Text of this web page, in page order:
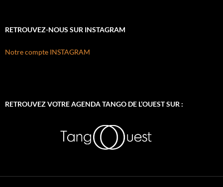
RETROUVEZ-NOUS SUR INSTAGRAM
Notre compte INSTAGRAM
RETROUVEZ VOTRE AGENDA TANGO DE L’OUEST SUR :